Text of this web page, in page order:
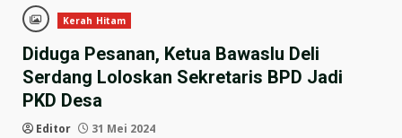
Kerah Hitam
Diduga Pesanan, Ketua Bawaslu Deli
Serdang Loloskan Sekretaris BPD Jadi
PKD Desa
Editor 31 Mei 2024